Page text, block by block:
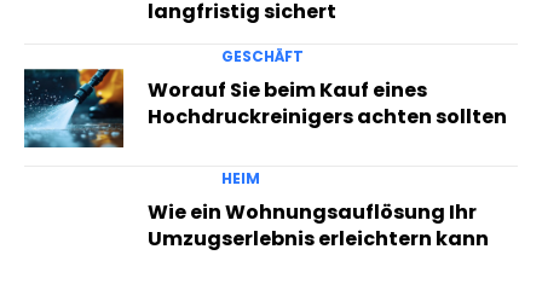
langfristig sichert
GESCHÄFT
Worauf Sie beim Kauf eines
Hochdruckreinigers achten sollten
HEIM
Wie ein Wohnungsauflösung Ihr
Umzugserlebnis erleichtern kann